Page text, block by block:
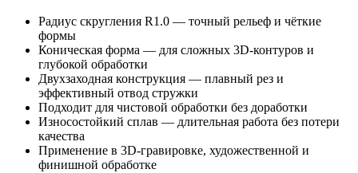
Радиус скругления R1.0 — точный рельеф и чёткие
формы
Коническая форма — для сложных 3D-контуров и
глубокой обработки
Двухзаходная конструкция — плавный рез и
эффективный отвод стружки
Подходит для чистовой обработки без доработки
Износостойкий сплав — длительная работа без потери
качества
Применение в 3D-гравировке, художественной и
финишной обработке